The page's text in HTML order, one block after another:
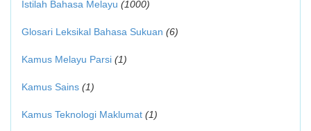
Istilah Bahasa Melayu (1000)
Glosari Leksikal Bahasa Sukuan (6)
Kamus Melayu Parsi (1)
Kamus Sains (1)
Kamus Teknologi Maklumat (1)